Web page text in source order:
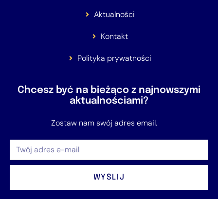
Aktualności
Kontakt
Polityka prywatności
Chcesz być na bieżąco z najnowszymi
aktualnościami?
Zostaw nam swój adres email.
WYŚLIJ